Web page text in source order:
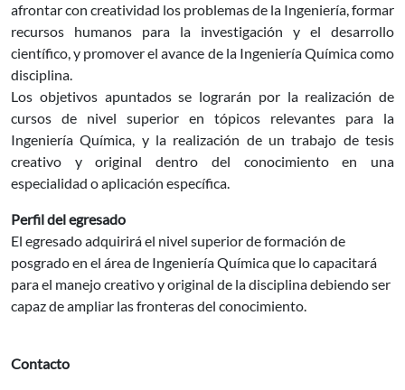
afrontar con creatividad los problemas de la Ingeniería, formar
recursos humanos para la investigación y el desarrollo
científico, y promover el avance de la Ingeniería Química como
disciplina.
Los objetivos apuntados se lograrán por la realización de
cursos de nivel superior en tópicos relevantes para la
Ingeniería Química, y la realización de un trabajo de tesis
creativo y original dentro del conocimiento en una
especialidad o aplicación específica.
Perfil del egresado
El egresado adquirirá el nivel superior de formación de
posgrado en el área de Ingeniería Química que lo capacitará
para el manejo creativo y original de la disciplina debiendo ser
capaz de ampliar las fronteras del conocimiento.
Contacto